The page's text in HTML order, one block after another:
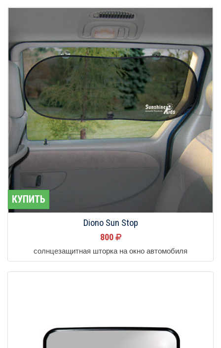
КУПИТЬ
Diono Sun Stop
800
солнцезащитная шторка на окно автомобиля